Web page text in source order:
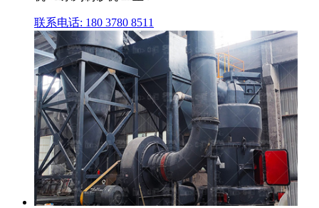
联系电话: 180 3780 8511